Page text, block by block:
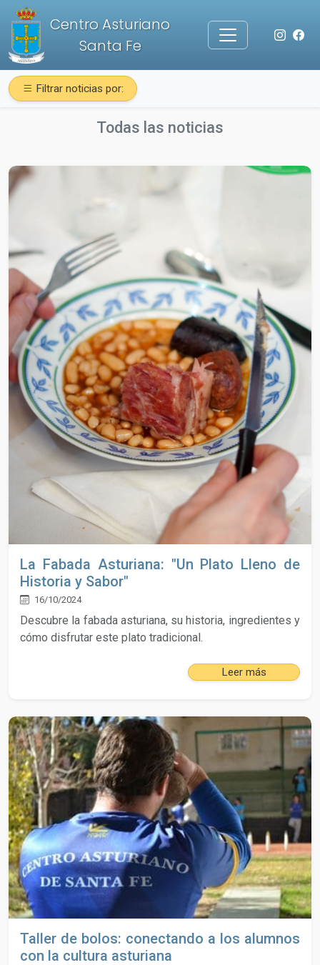
Centro Asturiano
Santa Fe
Filtrar noticias por:
Todas las noticias
La Fabada Asturiana: "Un Plato Lleno de
Historia y Sabor"
16/10/2024
Descubre la fabada asturiana, su historia, ingredientes y
cómo disfrutar este plato tradicional.
Leer más
Taller de bolos: conectando a los alumnos
con la cultura asturiana